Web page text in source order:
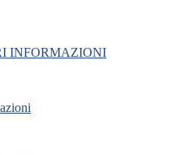
INFORMAZIONI